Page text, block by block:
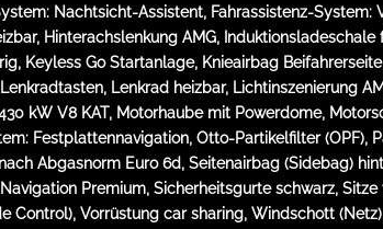
Nachtsicht-Assistent, Fahrassistenz-
Hinterachslenkung AMG,
Keyless Go Startanlage, Knieairbag
Lenkrad heizbar, Lichtinszenierung
kW V8 KAT, Motorhaube mit Powerdome,
Festplattennavigation, Otto-Partikelfilter (OPF),
Abgasnorm Euro 6d, Seitenairbag (Sidebag)
Premium, Sicherheitsgurte schwarz,
Control), Vorrüstung car sharing, Windschott